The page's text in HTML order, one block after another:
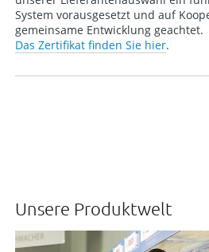
System vorausgesetzt und auf
gemeinsame Entwicklung geachtet.
Das Zertifikat finden Sie hier.
Unsere Produktwelt